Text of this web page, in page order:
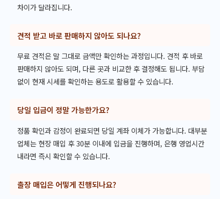
차이가 달라집니다.
견적 받고 바로 판매하지 않아도 되나요?
무료 견적은 말 그대로 금액만 확인하는 과정입니다. 견적 후 바로
판매하지 않아도 되며, 다른 곳과 비교한 후 결정해도 됩니다. 부담
없이 현재 시세를 확인하는 용도로 활용할 수 있습니다.
당일 입금이 정말 가능한가요?
정품 확인과 감정이 완료되면 당일 계좌 이체가 가능합니다. 대부분
업체는 현장 매입 후 30분 이내에 입금을 진행하며, 은행 영업시간
내라면 즉시 확인할 수 있습니다.
출장 매입은 어떻게 진행되나요?